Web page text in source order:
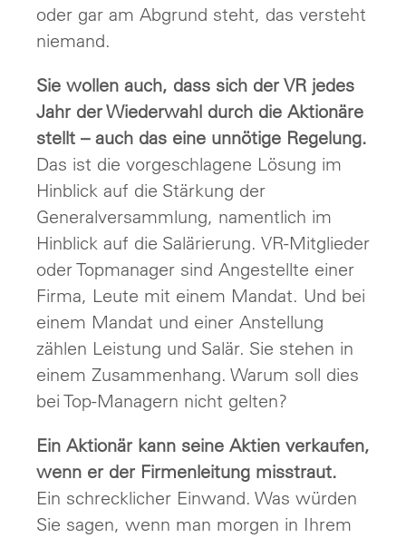
oder gar am Abgrund steht, das versteht
niemand.
Sie wollen auch, dass sich der VR jedes
Jahr der Wiederwahl durch die Aktionäre
stellt – auch das eine unnötige Regelung.
Das ist die vorgeschlagene Lösung im
Hinblick auf die Stärkung der
Generalversammlung, namentlich im
Hinblick auf die Salärierung. VR-Mitglieder
oder Topmanager sind Angestellte einer
Firma, Leute mit einem Mandat. Und bei
einem Mandat und einer Anstellung
zählen Leistung und Salär. Sie stehen in
einem Zusammenhang. Warum soll dies
bei Top-Managern nicht gelten?
Ein Aktionär kann seine Aktien verkaufen,
wenn er der Firmenleitung misstraut.
Ein schrecklicher Einwand. Was würden
Sie sagen, wenn man morgen in Ihrem